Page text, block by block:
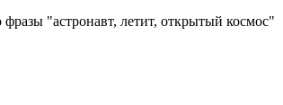
"астронавт, летит, открытый космос"